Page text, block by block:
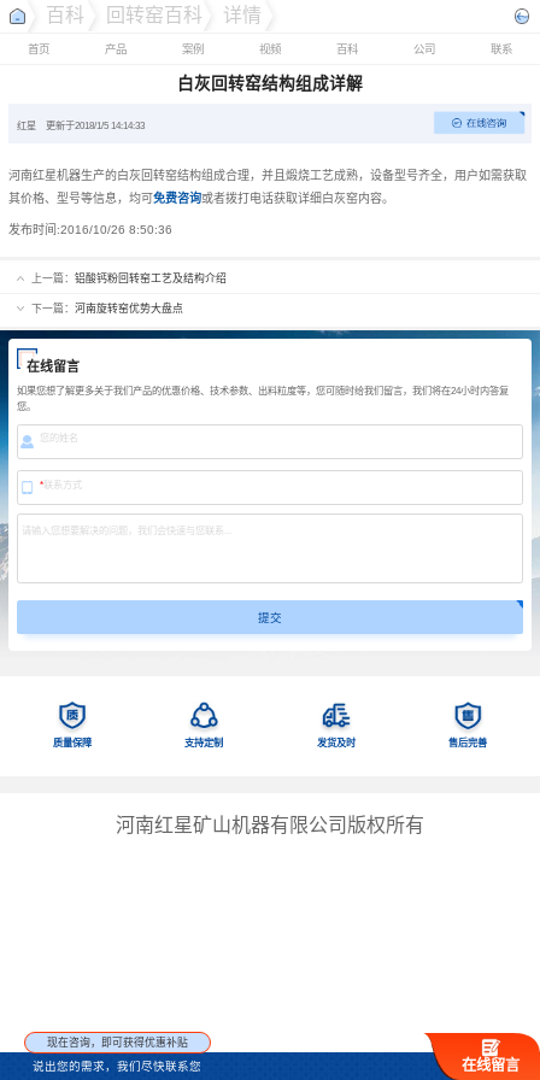
百科 回转窑百科 详情
首页 产品 案例 视频 百科 公司 联系
白灰回转窑结构组成详解
红星 更新于2018/1/5 14:14:33
河南红星机器生产的白灰回转窑结构组成合理，并且煅烧工艺成熟，设备型号齐全，用户如需获取
其价格、型号等信息，均可免费咨询或者拨打电话获取详细白灰窑内容。
发布时间:2016/10/26 8:50:36
上一篇：铝酸钙粉回转窑工艺及结构介绍
下一篇：河南旋转窑优势大盘点
在线留言
如果您想了解更多关于我们产品的优惠价格、技术参数、出料粒度等，您可随时给我们留言，我们将在24小时内答复
您。
您的姓名
*联系方式
请输入您想要解决的问题，我们会快速与您联系...
说出您的需求，我们尽快联系您
现在咨询，即可获得优惠补贴
在线留言
质量保障 支持定制 发货及时 售后完善
河南红星矿山机器有限公司版权所有